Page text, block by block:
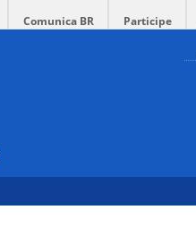
Comunica BR Participe